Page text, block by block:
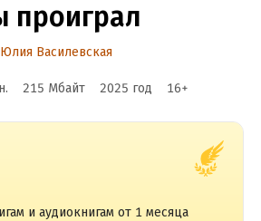
проиграл
Юлия Василевская
215 Мбайт 2025 год 16+
и аудиокнигам от 1 месяца